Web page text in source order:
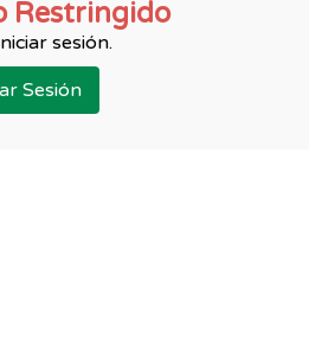
Restringido
sesión.
Sesión